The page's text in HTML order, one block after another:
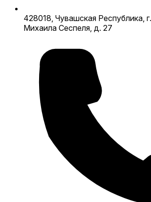
428018, Чувашская Республика,
Михаила Сеспеля, д. 27